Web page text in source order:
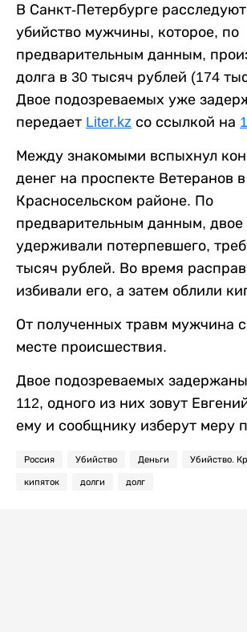
В Санкт-Петербурге
убийство мужчины, которое, по
предварительным данным,
долга в 30 тысяч рублей (174
Двое подозреваемых уже
передает Liter.kz со ссылкой на
Между знакомыми вспыхнул
денег на проспекте Ветеранов в
Красносельском районе. По
предварительным данным,
удерживали потерпевшего,
тысяч рублей. Во время
избивали его, а затем облили
От полученных травм мужчина
месте происшествия.
Двое подозреваемых
112, одного из них зовут
ему и сообщнику изберут меру
Россия Убийство Деньги Убийство.
кипяток долги долг